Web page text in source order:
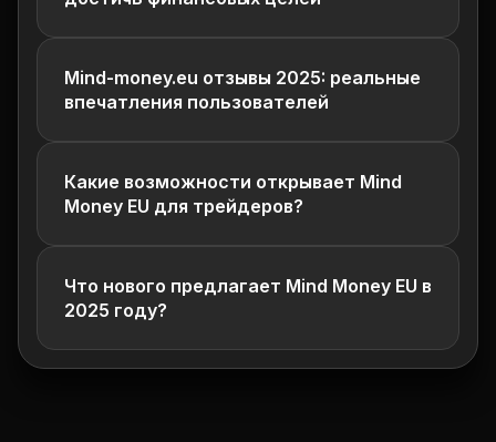
Mind-money.eu отзывы 2025: реальные
впечатления пользователей
Какие возможности открывает Mind
Money EU для трейдеров?
Что нового предлагает Mind Money EU в
2025 году?